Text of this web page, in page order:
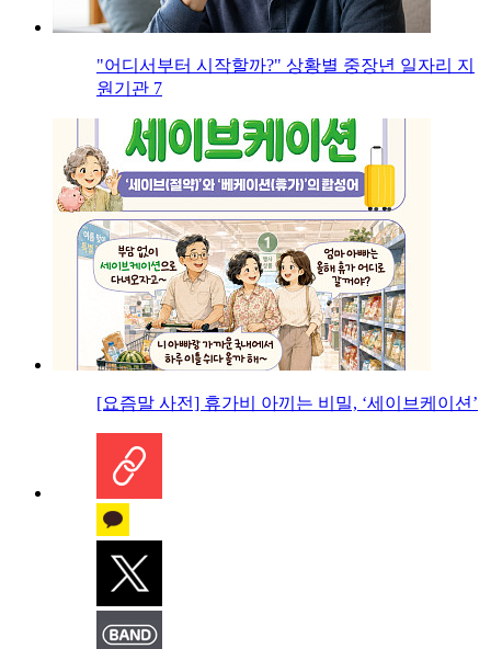
"어디서부터 시작할까?" 상황별 중장년 일자리 지
원기관 7
[요즘말 사전] 휴가비 아끼는 비밀, ‘세이브케이션’